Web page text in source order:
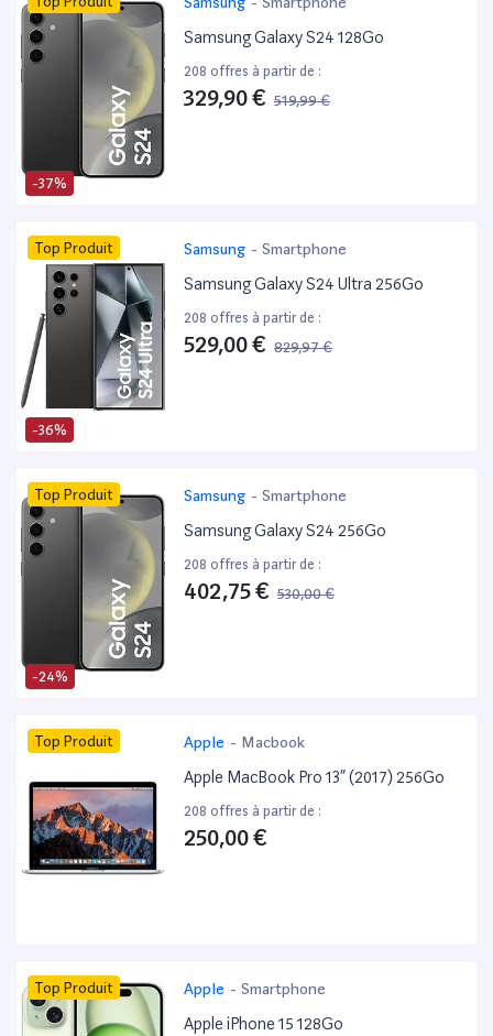
-37%
Samsung Galaxy S24 128Go
208 offres à partir de :
329,90 € 519,99 €
-36%
Top Produit Samsung - Smartphone
Samsung Galaxy S24 Ultra 256Go
208 offres à partir de :
529,00 € 829,97 €
-24%
Top Produit Samsung - Smartphone
Samsung Galaxy S24 256Go
208 offres à partir de :
402,75 € 530,00 €
Top Produit Apple - Macbook
Apple MacBook Pro 13” (2017) 256Go
208 offres à partir de :
250,00 €
Top Produit Apple - Smartphone
Apple iPhone 15 128Go